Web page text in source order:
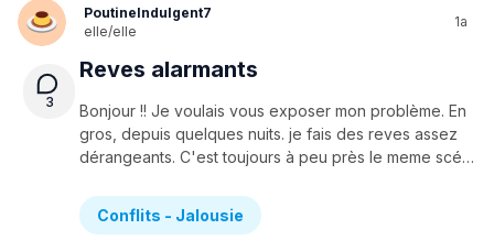
PoutineIndulgent7
elle/elle
1a
Reves alarmants
Bonjour !! Je voulais vous exposer mon problème. En
gros, depuis quelques nuits. je fais des reves assez
dérangeants. C'est toujours à peu près le meme scénario ; moi avec un gars (un ex crush VRMMM marquant du primaire) qui flirt. Le problème, c'est que je culpabilise, car j'aime vraiment quelqu'un. Je le sais que c'est sincère entre nous, et je peux confirmer que je l'aime. Je sais aussi que je n'aime plus ce gars du primaire, meme si je le vois toujours dans mes reves quand on flirt ensemble. On dit que les reves ont souvent des significations... Est ce que ca veut dire que je n'aime pas celui que je crois aimer pour vrai (je n'ai plus le point d'interrogation sur mon clavier...). Merci de m'aider à voir plus clair dans cette situation !
3
Conflits - Jalousie